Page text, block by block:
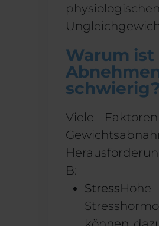
physiologischen
Warum ist
schwierig?
Viele
B:
Stress